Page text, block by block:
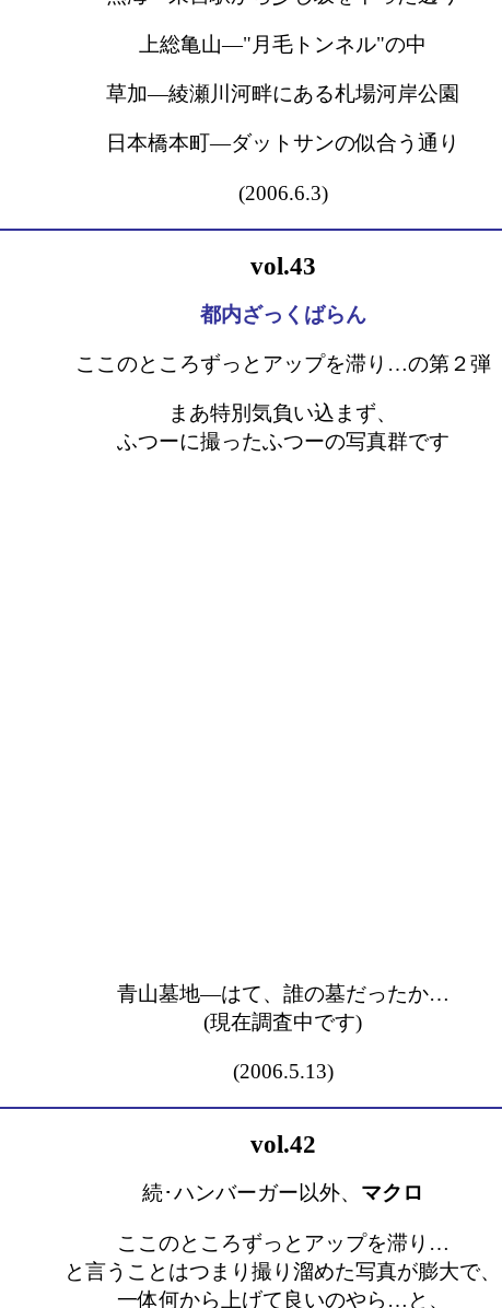
上総亀山―"月毛トンネル"の中
草加―綾瀬川河畔にある札場河岸公園
日本橋本町―ダットサンの似合う通り
(2006.6.3)
vol.43
都内ざっくばらん
ここのところずっとアップを滞り…の第２弾
まあ特別気負い込まず、
ふつーに撮ったふつーの写真群です
青山墓地―はて、誰の墓だったか…
(現在調査中です)
(2006.5.13)
vol.42
続･ハンバーガー以外、 マクロ
ここのところずっとアップを滞り…
と言うことはつまり撮り溜めた写真が膨大で、
一体何から上げて良いのやら…と、